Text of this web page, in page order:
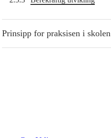
Prinsipp for praksisen i skolen